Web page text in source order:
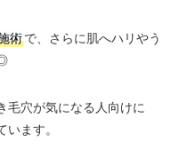
術で、さらに肌へハリやう
毛穴が気になる人向けに
います。